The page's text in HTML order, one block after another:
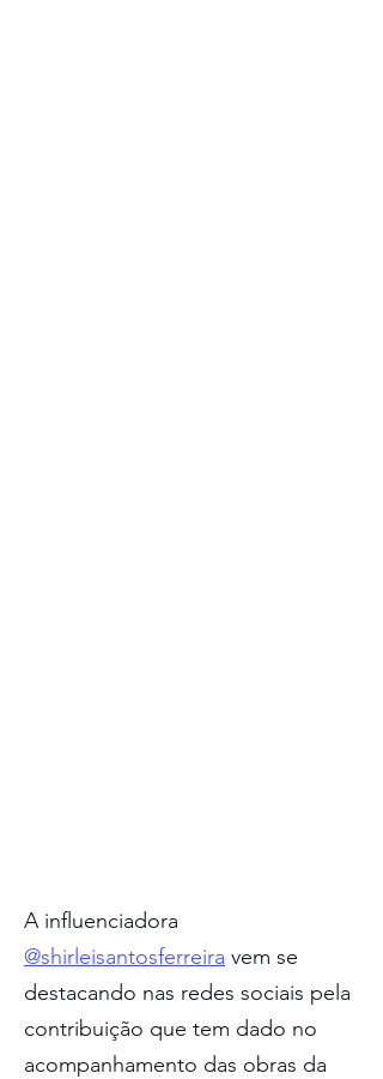
A influenciadora
@shirleisantosferreira vem se
destacando nas redes sociais pela
contribuição que tem dado no
acompanhamento das obras da